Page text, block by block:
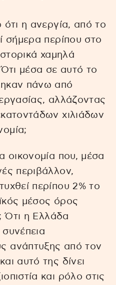
η ανεργία, από το
σήμερα περίπου στο
χαμηλά
μέσα σε αυτό το
πάνω από
αλλάζοντας
χιλιάδων
οικονομία που, μέσα
περιβάλλον,
περίπου 2% το
μέσος όρος
Ότι η Ελλάδα
ανάπτυξης από τον
αυτό της δίνει
και ρόλο στις